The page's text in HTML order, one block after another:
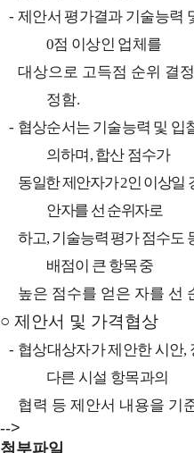
- 제안서 평가결과 기술능력
0점 이상인 업체를
대상으로 고득점 순위 결
정함.
- 협상순서는 기술능력 및 입
의하며 , 합산 점수가
동일한 제안자가2인 이상일
안자를 선 순위자로
하고, 기술능력 평가 점수도
배점이 큰 항목 중
높은 점수를 얻은 자를 선
○ 제안서 및 가격협상
- 협상대상자가 제안한 시안,
다른 시설 항목과의
협력 등 제안서 내용을 기
-->
첨부파일